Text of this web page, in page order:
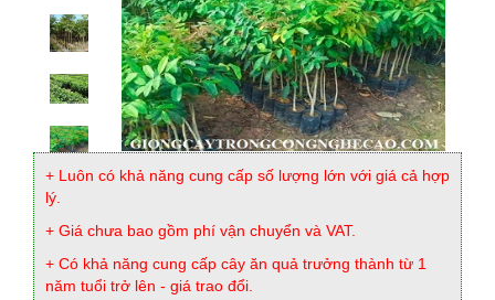
+ Luôn có khả năng cung cấp số lượng lớn với giá cả hợp
lý.
+ Giá chưa bao gồm phí vận chuyển và VAT.
+ Có khả năng cung cấp cây ăn quả trưởng thành từ 1
năm tuổi trở lên - giá trao đổi.